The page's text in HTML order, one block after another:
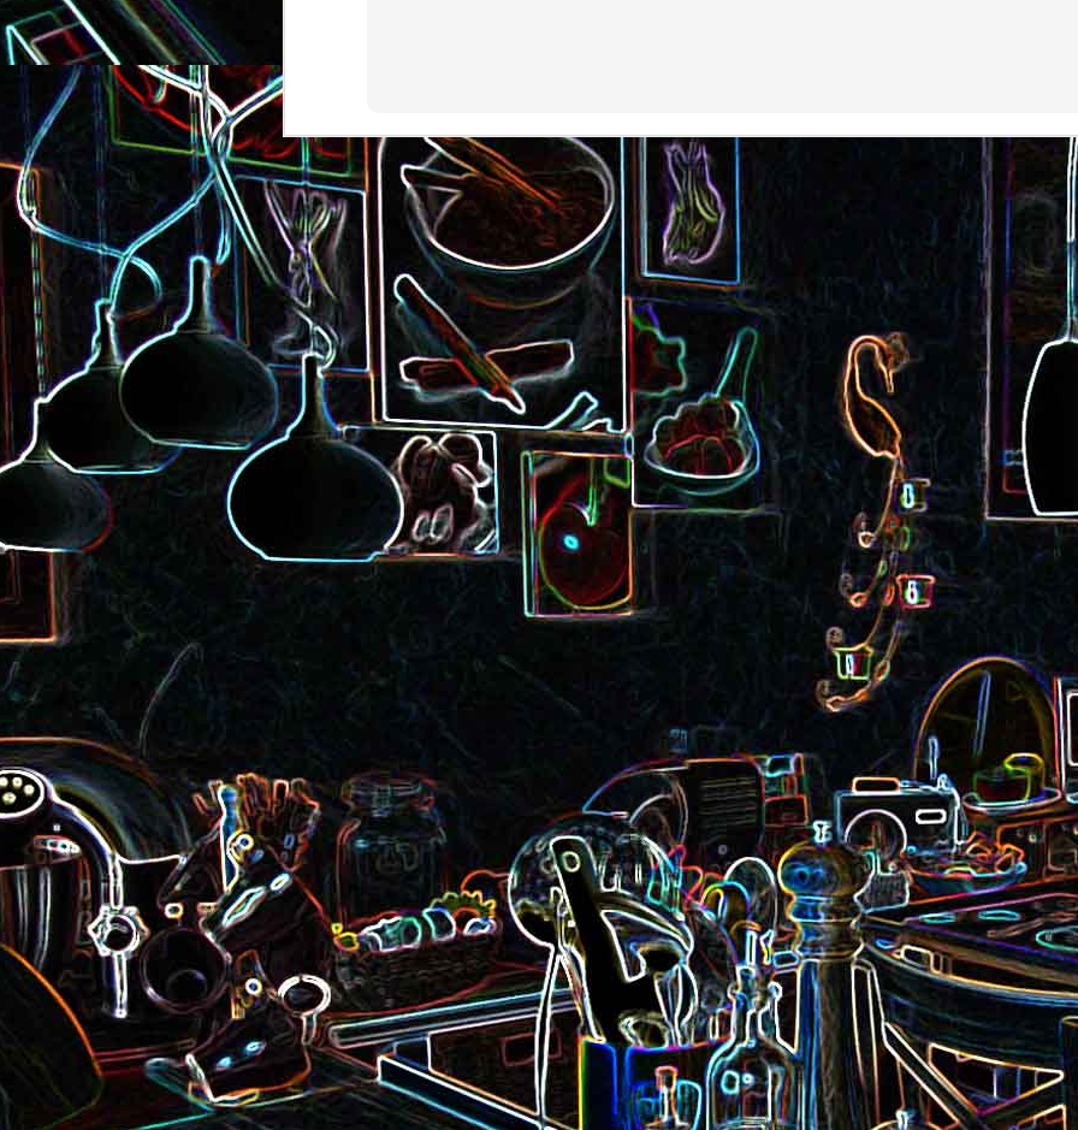
Tarte amandine
Pizza à la choucroute, aux
lardons et au cumin Crème de poivron aux noix Cake au saucisson
Baguette à la raclette, à la
roquette et aux graines de
courge Smoothie aux kiwis et à la
mangue
Gâteau au chocolat et au Pizza aux rillettes
Tarte à la pralinoise et aux
noisettes
Colombo de crevettes au lait
de coco Tarte aux pommes, au miel et
aux amandes
Choux de
chorizo et à la
2